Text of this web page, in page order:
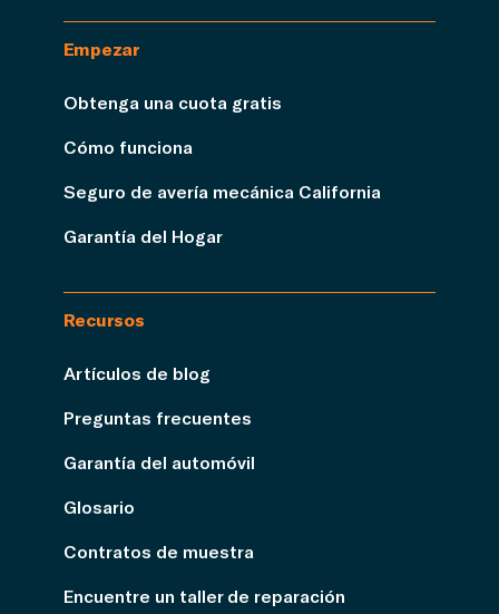
Empezar
Obtenga una cuota gratis
Cómo funciona
Seguro de avería mecánica California
Garantía del Hogar
Recursos
Artículos de blog
Preguntas frecuentes
Garantía del automóvil
Glosario
Contratos de muestra
Encuentre un taller de reparación